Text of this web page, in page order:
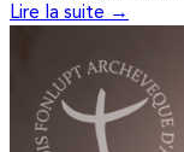
Lire la suite →